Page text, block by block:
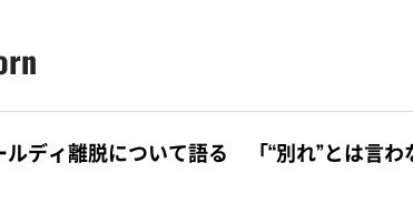
ルディ離脱について語る 「“別れ”とは言わ